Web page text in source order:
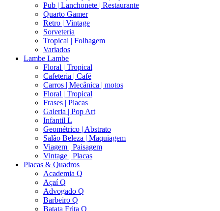
Pub | Lanchonete | Restaurante
Quarto Gamer
Retro | Vintage
Sorveteria
Tropical | Folhagem
Variados
Lambe Lambe
Floral | Tropical
Cafeteria | Café
Carros | Mecânica | motos
Floral | Tropical
Frases | Placas
Galeria | Pop Art
Infantil L
Geométrico | Abstrato
Salão Beleza | Maquiagem
Viagem | Paisagem
Vintage | Placas
Placas & Quadros
Academia Q
Açaí Q
Advogado Q
Barbeiro Q
Batata Frita Q